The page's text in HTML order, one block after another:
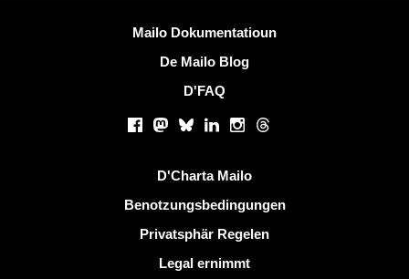
Méi InformatiounenMailo Dokumentatioun
De Mailo Blog
D'FAQ
Sozialen Netzwierker
Facebook
Mastodon
BlueskyLinkedInInstagram
Threads
D'Charta Mailo
Benotzungsbedingungen
Privatsphär Regelen
Legal ernimmt